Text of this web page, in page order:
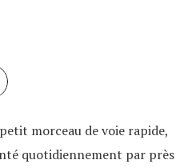
morceau de voie rapide,
quotidiennement par près